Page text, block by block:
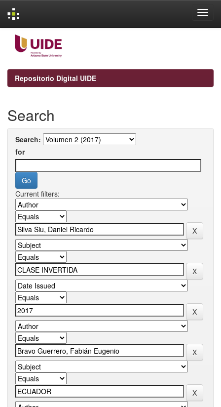
navigation
Repositorio Digital UIDE
Search
Search:
for
Current filters: